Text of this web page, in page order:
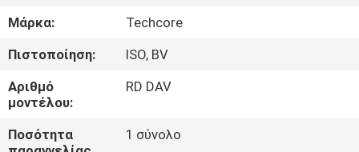
ΠΕΡΊΠΟΥ
ΕΜΕΊΣ
ΓΎΡΟΣ
ΕΡΓΟΣΤΑΣΊΩΝ
Μάρκα:
Techcore
Πιστοποίηση:
ISO, BV
Αριθμό
μοντέλου:
RD DAV
Ποσότητα
1 σύνολο